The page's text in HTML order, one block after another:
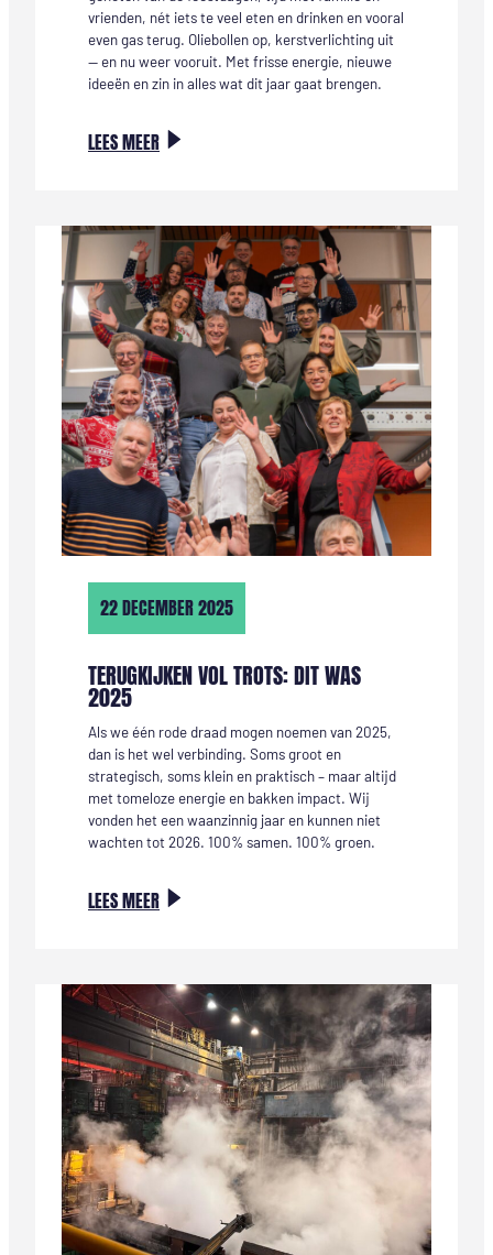
vrienden, nét iets te veel eten en drinken en vooral
even gas terug. Oliebollen op, kerstverlichting uit
— en nu weer vooruit. Met frisse energie, nieuwe
ideeën en zin in alles wat dit jaar gaat brengen.
LEES MEER:
YEAR,
HAPPY
NEW
EVENTS
22 DECEMBER 2025
TERUGKIJKEN VOL TROTS: DIT WAS
2025
Als we één rode draad mogen noemen van 2025,
dan is het wel verbinding. Soms groot en
strategisch, soms klein en praktisch – maar altijd
met tomeloze energie en bakken impact. Wij
vonden het een waanzinnig jaar en kunnen niet
wachten tot 2026. 100% samen. 100% groen.
LEES MEER:
TROTS:
DIT
WAS
2025